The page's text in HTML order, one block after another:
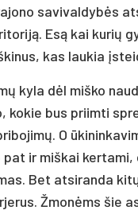
savivaldybės
Esą kai kurių
kas laukia
kyla dėl miško
kokie bus priimti
O
ir miškai
Bet atsiranda
Žmonėms šie